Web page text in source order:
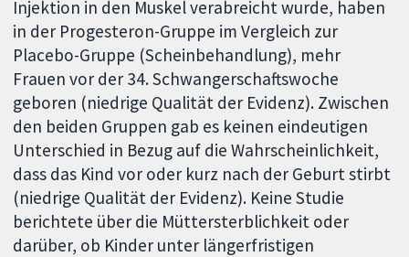
Injektion in den Muskel verabreicht wurde, haben
in der Progesteron-Gruppe im Vergleich zur
Placebo-Gruppe (Scheinbehandlung), mehr
Frauen vor der 34. Schwangerschaftswoche
geboren (niedrige Qualität der Evidenz). Zwischen
den beiden Gruppen gab es keinen eindeutigen
Unterschied in Bezug auf die Wahrscheinlichkeit,
dass das Kind vor oder kurz nach der Geburt stirbt
(niedrige Qualität der Evidenz). Keine Studie
berichtete über die Müttersterblichkeit oder
darüber, ob Kinder unter längerfristigen